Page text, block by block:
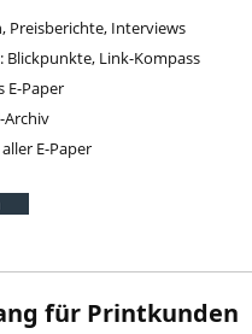
Preisberichte, Interviews
Blickpunkte, Link-Kompass
E-Paper
Archiv
E-Paper
für Printkunden